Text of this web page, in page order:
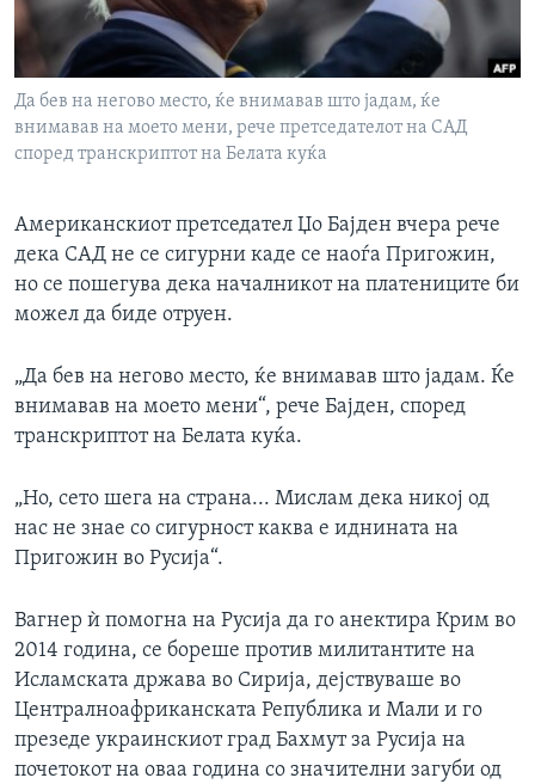
ИНТЕРВЈУА
Јазици
Да бев на негово место, ќе внимавав што јадам, ќе
внимавав на моето мени, рече претседателот на САД
според транскриптот на Белата куќа
Американскиот претседател Џо Бајден вчера рече
дека САД не се сигурни каде се наоѓа Пригожин,
но се пошегува дека началникот на платениците би
можел да биде отруен.
„Да бев на негово место, ќе внимавав што јадам. Ќе
внимавав на моето мени“, рече Бајден, според
транскриптот на Белата куќа.
„Но, сето шега на страна... Мислам дека никој од
нас не знае со сигурност каква е иднината на
Пригожин во Русија“.
Вагнер ѝ помогна на Русија да го анектира Крим во
2014 година, се бореше против милитантите на
Исламската држава во Сирија, дејствуваше во
Централноафриканската Република и Мали и го
презеде украинскиот град Бахмут за Русија на
почетокот на оваа година со значителни загуби од